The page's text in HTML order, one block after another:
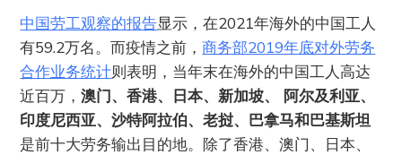
中国劳工观察的报告显示，在2021年海外的中国工人
有59.2万名。而疫情之前，商务部2019年底对外劳务
合作业务统计则表明，当年末在海外的中国工人高达
近百万，澳门、香港、日本、新加坡、 阿尔及利亚、
印度尼西亚、沙特阿拉伯、老挝、巴拿马和巴基斯坦
是前十大劳务输出目的地。除了香港、澳门、日本、